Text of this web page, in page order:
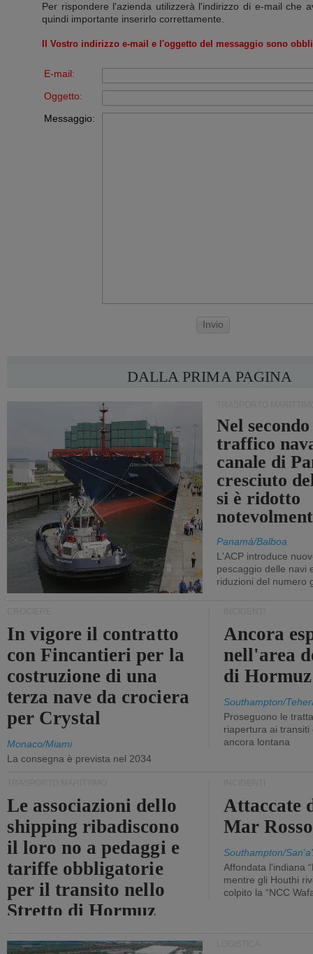
Per rispondere l'azienda utilizzerà l'indirizzo di e-mail che
quindi importante inserirlo correttamente.
Il Vostro indirizzo e-mail e l'oggetto del messaggio sono
E-mail:
Oggetto:
Messaggio:
Invio
DALLA PRIMA PAGINA
Nel
traffico
canale di
cresciuto
si è ridotto
Panamá/Balboa
L'ACP introduce
pescaggio delle navi
riduzioni del numero
In vigore il contratto
con Fincantieri per la
costruzione di una
terza nave da crociera
per Crystal
Monaco/Miami
La consegna è prevista nel 2034
Ancora
nell'area
di Hormuz
Southampton/
Proseguono le
riapertura ai
ancora lontana
Le associazioni dello
shipping ribadiscono
il loro no a pedaggi e
tariffe obbligatorie
per il transito nello
Stretto di Hormuz
Attaccate
Mar Rosso
Southampton/
Affondata l'indiana
mentre gli Houthi
colpito la “NCC